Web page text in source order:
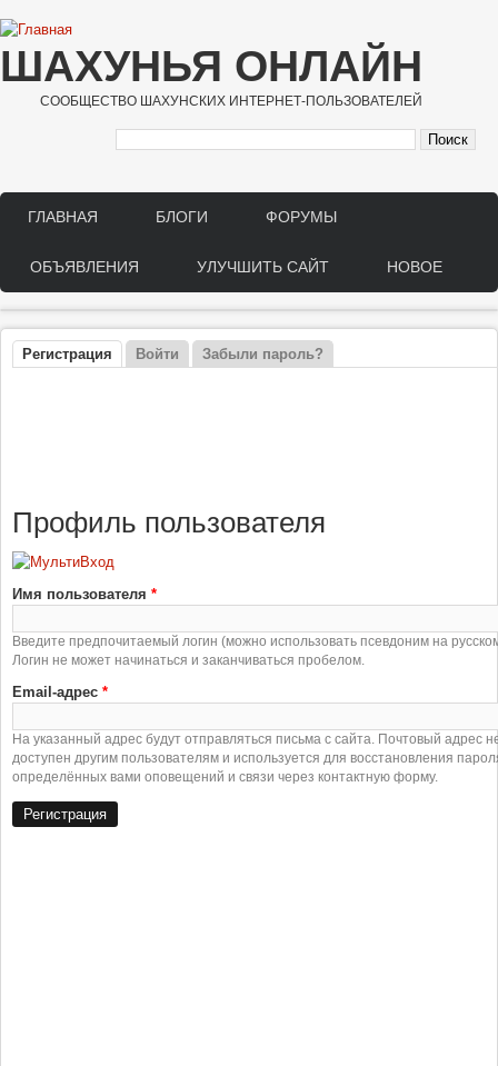
Перейти к основному содержанию
ШАХУНЬЯ ОНЛАЙН
СООБЩЕСТВО ШАХУНСКИХ ИНТЕРНЕТ-ПОЛЬЗОВАТЕЛЕЙ
Main menu
ГЛАВНАЯ БЛОГИ ФОРУМЫ
ОБЪЯВЛЕНИЯ УЛУЧШИТЬ САЙТ НОВОЕ
Главные вкладки
Регистрация (активная вкладка)
Войти Забыли пароль?
Профиль пользователя
Имя пользователя *
Введите предпочитаемый логин (можно использовать псевдоним на
Логин не может начинаться и заканчиваться пробелом.
Email-адрес *
На указанный адрес будут отправляться письма с сайта. Почтовый адрес
доступен другим пользователям и используется для восстановления
определённых вами оповещений и связи через контактную форму.